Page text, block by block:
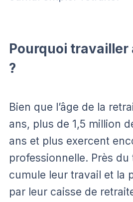
Pourquoi travailler
?
Bien que l’âge de la
ans, plus de 1,5 million
ans et plus exercent
professionnelle. Près du
cumule leur travail et la
par leur caisse de